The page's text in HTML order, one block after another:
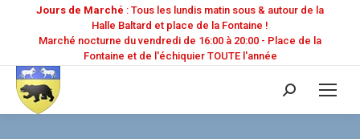
Jours de Marché : Tous les lundis matin sous & autour de la
Halle Baltard et place de la Fontaine !
Marché nocturne du vendredi de 16:00 à 20:00 - Place de la
Fontaine et de l'échiquier TOUTE l'année
Recherche
: